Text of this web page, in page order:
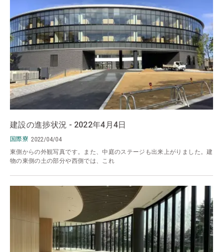
建設の進捗状況 - 2022年4月4日
国際寮 2022/04/04
東側からの外観写真です。また、中庭のステージも出来上がりました。建
物の東側の土の部分や西側では、これ